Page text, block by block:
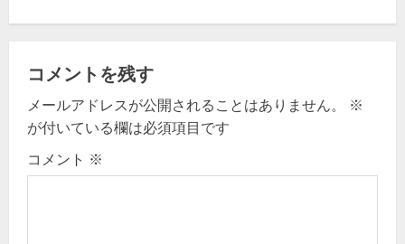
n
a
v
i
g
コメントを残す
メールアドレスが公開されることはありません。
※
が付いている欄は必須項目です
コメント ※